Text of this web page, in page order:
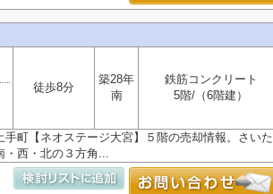
徒歩8分
築28年
南
鉄筋コンクリート
5階/（6階建）
町【ネオステージ大宮】５階の売却情報。さいた
・西・北の３方角...